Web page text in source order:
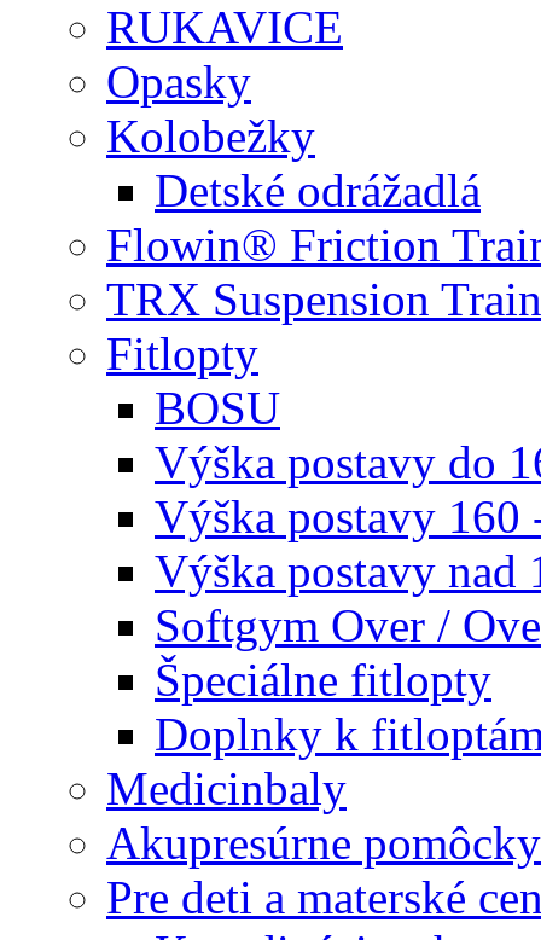
RUKAVICE
Opasky
Kolobežky
Detské odrážadlá
Flowin® Friction
TRX Suspension
Fitlopty
BOSU
Výška postavy do
Výška postavy 160
Výška postavy nad
Softgym Over /
Špeciálne fitlopty
Doplnky k
Medicinbaly
Akupresúrne pomôcky
Pre deti a materské